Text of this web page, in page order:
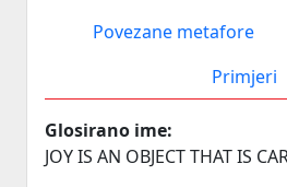
Povezane metafore
Primjeri
Glosirano ime:
JOY IS AN OBJECT THAT IS